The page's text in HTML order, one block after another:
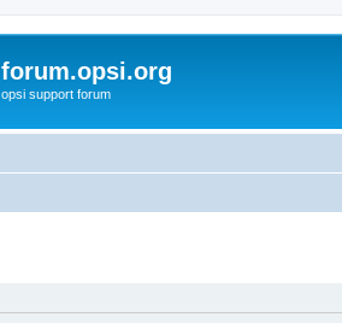
forum.opsi.org
opsi support forum